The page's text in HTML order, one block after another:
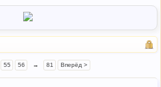
55 56 → 81 Вперёд >